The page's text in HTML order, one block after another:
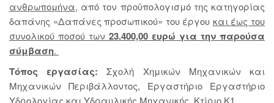
ανθρωπομήνα, από τον προϋπολογισμό της κατηγορίας
δαπάνης «Δαπάνες προσωπικού» του έργου και έως του
συνολικού ποσού των 23.400,00 ευρώ για την παρούσα
σύμβαση.
Τόπος εργασίας:Σχολή Χημικών Μηχανικών και
Μηχανικών Περιβάλλοντος, Εργαστήριο Εργαστήριο
Υδρολογίας και Υδραυλικής Μηχανικής, Κτίριο Κ1